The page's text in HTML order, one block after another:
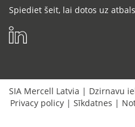
Spiediet šeit, lai dotos uz
SIA Mercell Latvia | Dzirnavu
Privacy policy | Sīkdatnes |